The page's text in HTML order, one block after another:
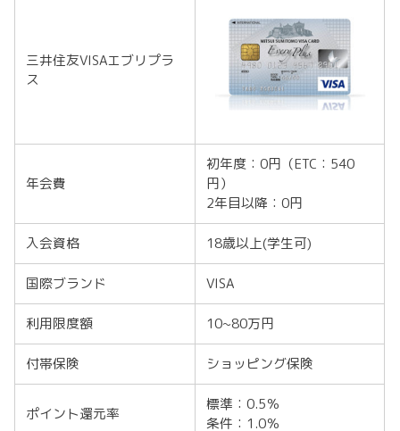
三井住友VISAエブリプラ
ス
年会費
初年度：0円（ETC：540
円）
2年目以降：0円
入会資格 18歳以上(学生可)
国際ブランド VISA
利用限度額 10~80万円
付帯保険 ショッピング保険
ポイント還元率
標準：0.5％
条件：1.0％